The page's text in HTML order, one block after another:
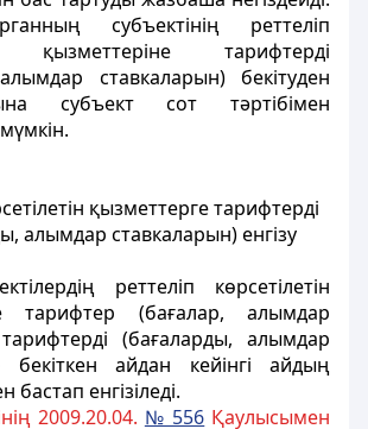
субъектінің реттеліп
қызметтеріне тарифтерді
ставкаларын) бекітуден
субъект сот тәртібімен
қызметтерге тарифтерді
алымдар ставкаларын) енгізу
реттеліп көрсетілетін
тарифтер (бағалар, алымдар
(бағаларды, алымдар
бекіткен айдан кейінгі айдың
бастап енгізіледі.
2009.20.04. № 556 Қаулысымен